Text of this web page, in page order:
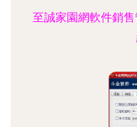
至誠家園網軟件銷